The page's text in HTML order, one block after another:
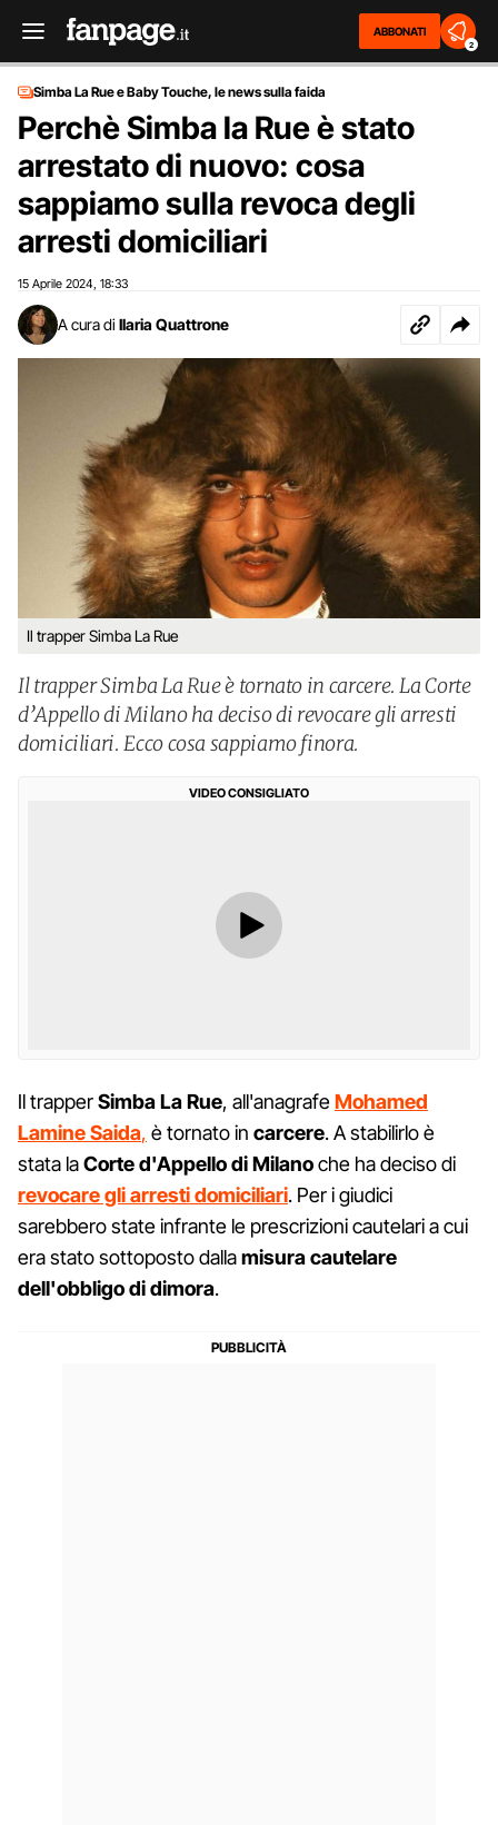
ABBONATI
2
Simba La Rue e Baby Touche, le news sulla faida
Perchè Simba la Rue è stato
arrestato di nuovo: cosa
sappiamo sulla revoca degli
arresti domiciliari
15 Aprile 2024 18:33
A cura di Ilaria Quattrone
Il trapper Simba La Rue
Il trapper Simba La Rue è tornato in carcere. La Corte
d’Appello di Milano ha deciso di revocare gli arresti
domiciliari. Ecco cosa sappiamo finora.
VIDEO CONSIGLIATO
Il trapperSimba La Rue, all'anagrafeMohamed
Lamine Saida, è tornato in carcere. A stabilirlo è
stata laCorte d'Appello di Milanoche ha deciso di
revocare gli arresti domiciliari. Per i giudici
sarebbero state infrante le prescrizioni cautelari a cui
era stato sottoposto dallamisura cautelare
dell'obbligo di dimora.